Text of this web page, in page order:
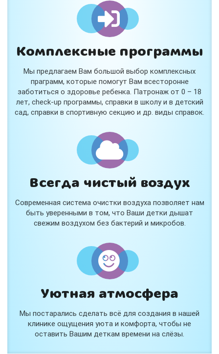
Комплексные программы
Мы предлагаем Вам большой выбор комплексных
праграмм, которые помогут Вам всесторонне
заботиться о здоровье ребенка. Патронаж от 0 – 18
лет, check-up программы, справки в школу и в детский
сад, справки в спортивную секцию и др. виды справок.
Всегда чистый воздух
Современная система очистки воздуха позволяет нам
быть уверенными в том, что Ваши детки дышат
свежим воздухом без бактерий и микробов.
Уютная атмосфера
Мы постарались сделать всё для создания в нашей
клинике ощущения уюта и комфорта, чтобы не
оставить Вашим деткам времени на слёзы.